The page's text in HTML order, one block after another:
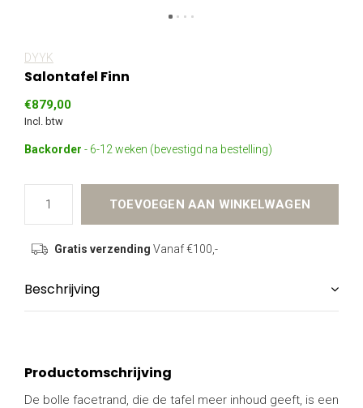
DYYK
Salontafel Finn
€879,00
Incl. btw
Backorder - 6-12 weken (bevestigd na bestelling)
TOEVOEGEN AAN WINKELWAGEN
Gratis verzending Vanaf €100,-
Beschrijving
Productomschrijving
De bolle facetrand, die de tafel meer inhoud geeft, is een